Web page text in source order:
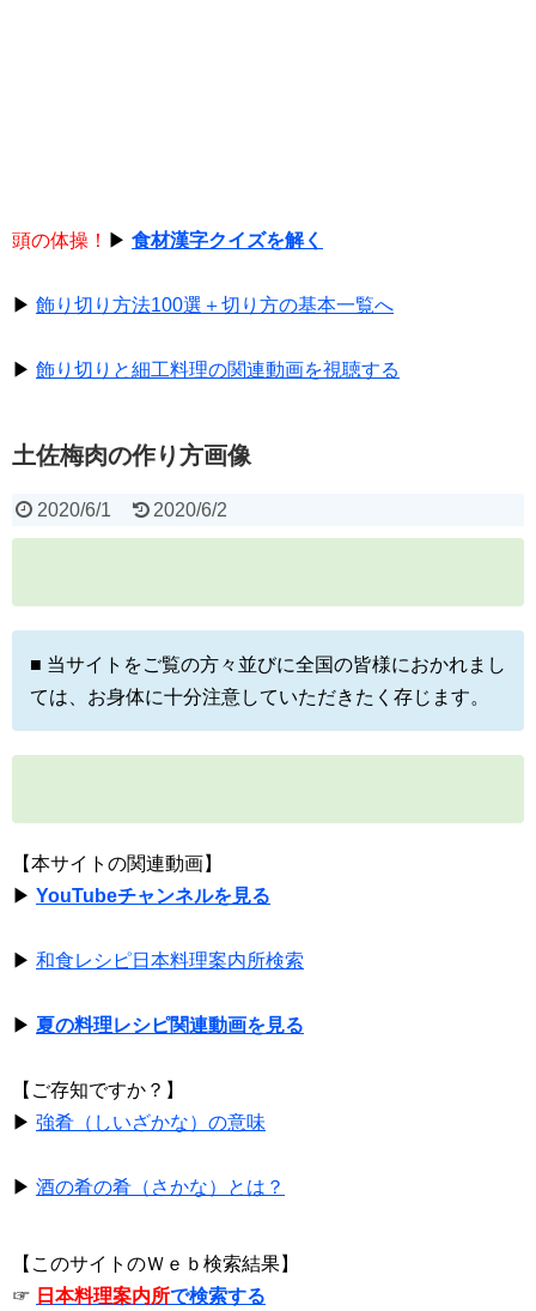
頭の体操！ ▶ 食材漢字クイズを解く
▶ 飾り切り方法100選＋切り方の基本一覧へ
▶ 飾り切りと細工料理の関連動画を視聴する
土佐梅肉の作り方画像
2020/6/1 2020/6/2
■ 当サイトをご覧の方々並びに全国の皆様におかれまし
ては、お身体に十分注意していただきたく存じます。
【本サイトの関連動画】
▶ YouTubeチャンネルを見る
▶ 和食レシピ日本料理案内所検索
▶ 夏の料理レシピ関連動画を見る
【ご存知ですか？】
▶ 強肴（しいざかな）の意味
▶ 酒の肴の肴（さかな）とは？
【このサイトのＷｅｂ検索結果】
☞ 日本料理案内所で検索する